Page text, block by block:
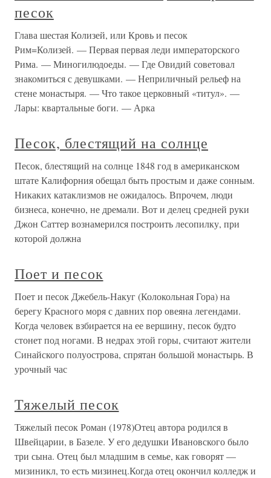
песок
Глава шестая Колизей, или Кровь и песок
Рим=Колизей. — Первая первая леди императорского
Рима. — Миногилюдоеды. — Где Овидий советовал
знакомиться с девушками. — Неприличный рельеф на
стене монастыря. — Что такое церковный «титул». —
Лары: квартальные боги. — Арка
Песок, блестящий на солнце
Песок, блестящий на солнце 1848 год в американском
штате Калифорния обещал быть простым и даже сонным.
Никаких катаклизмов не ожидалось. Впрочем, люди
бизнеса, конечно, не дремали. Вот и делец средней руки
Джон Саттер вознамерился построить лесопилку, при
которой должна
Поет и песок
Поет и песок Джебель-Накуг (Колокольная Гора) на
берегу Красного моря с давних пор овеяна легендами.
Когда человек взбирается на ее вершину, песок будто
стонет под ногами. В недрах этой горы, считают жители
Синайского полуострова, спрятан большой монастырь. В
урочный час
Тяжелый песок
Тяжелый песок Роман (1978)Отец автора родился в
Швейцарии, в Базеле. У его дедушки Ивановского было
три сына. Отец был младшим в семье, как говорят —
мизиникл, то есть мизинец.Когда отец окончил колледж и